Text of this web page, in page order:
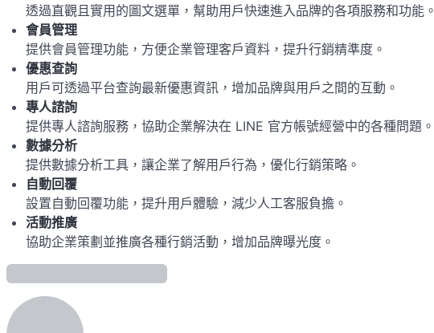
透過直觀且實用的圖文選單，幫助用戶快速進入品牌的各項服務和功能。
會員管理
提供會員管理功能，方便企業管理客戶資料，提升行銷精準度。
優惠查詢
用戶可透過平台查詢最新優惠資訊，增加品牌與用戶之間的互動。
專人諮詢
提供專人諮詢服務，協助企業解決在 LINE 官方帳號經營中的各種問題。
數據分析
提供數據分析工具，讓企業了解用戶行為，優化行銷策略。
自動回覆
設置自動回覆功能，提升用戶體驗，減少人工客服負擔。
活動推廣
協助企業策劃並推廣各種行銷活動，增加品牌曝光度。